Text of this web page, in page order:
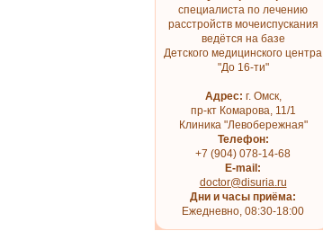
специалиста по лечению
расстройств мочеиспускания
ведётся на базе
Детского медицинского центра
"До 16-ти"
Адрес: г. Омск,
пр-кт Комарова, 11/1
Клиника "Левобережная"
Телефон:
+7 (904) 078-14-68
E-mail:
doctor@disuria.ru
Дни и часы приёма:
Ежедневно, 08:30-18:00